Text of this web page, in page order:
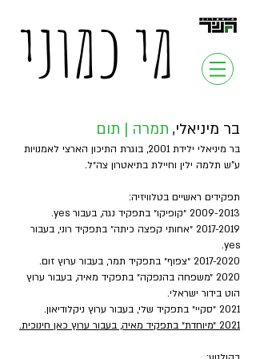
מי כמוני
בר מיניאלי, תמרה | תום
בר מיניאלי ילידת 2001, בוגרת התיכון הארצי לאמנויות
ע"ש תלמה ילין וחיילת בתיאטרון צה״ל.
תפקידים ראשיים בטלוויזיה:
2009-2013 ״קופיקו״ בתפקיד נגה, בעבור yes.
2017-2019 ״אחותי קפצה כיתה״ בתפקיד רוני, בעבור
yes.
2017-2020 ״צפוף״ בתפקיד תמר, בעבור ערוץ זום.
2020 ״משפחה בהנפקה״ בתפקיד מאיה, בעבור ערוץ
הוט בידור ישראלי.
2021 ״סקיי״ בתפקיד שלי, בעבור ערוץ ניקלודיאון.
2021 ״מיוחדת״ בתפקיד מאיה, בעבור ערוץ כאן חינוכית.